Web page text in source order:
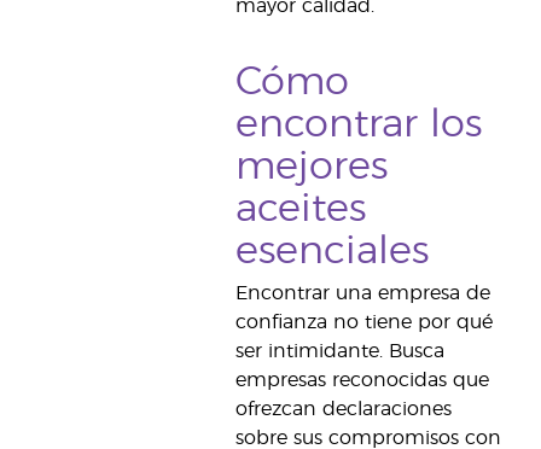
mayor calidad.
Cómo
encontrar los
mejores
aceites
esenciales
Encontrar una empresa de
confianza no tiene por qué
ser intimidante. Busca
empresas reconocidas que
ofrezcan declaraciones
sobre sus compromisos con